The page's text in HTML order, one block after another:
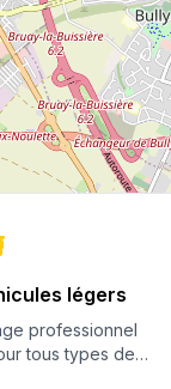
légers
professionnel
tous types de